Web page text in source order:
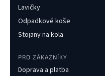
Lavičky
Odpadkové koše
Stojany na kola
PRO ZÁKAZNÍKY
Doprava a platba